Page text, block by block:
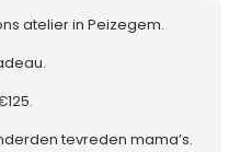
atelier in Peizegem.
tevreden mama’s.